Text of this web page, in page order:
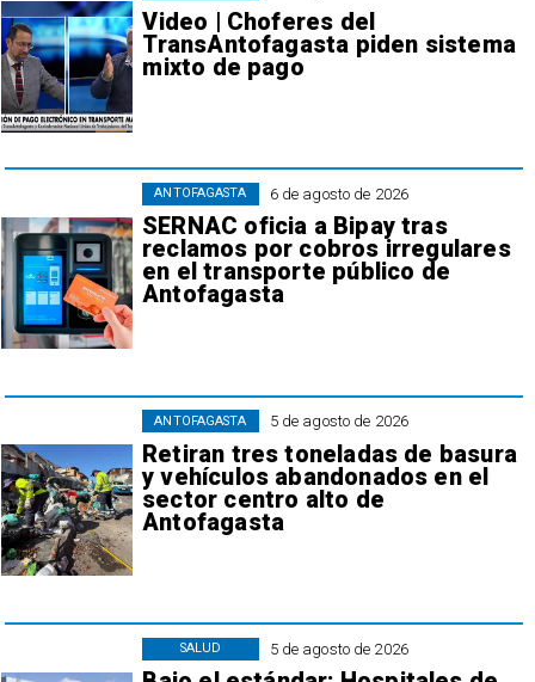
Video | Choferes del
TransAntofagasta piden sistema
mixto de pago
6 de agosto de 2026
SERNAC oficia a Bipay tras
reclamos por cobros irregulares
en el transporte público de
Antofagasta
ANTOFAGASTA
5 de agosto de 2026
Retiran tres toneladas de basura
y vehículos abandonados en el
sector centro alto de
Antofagasta
ANTOFAGASTA
5 de agosto de 2026
SALUD